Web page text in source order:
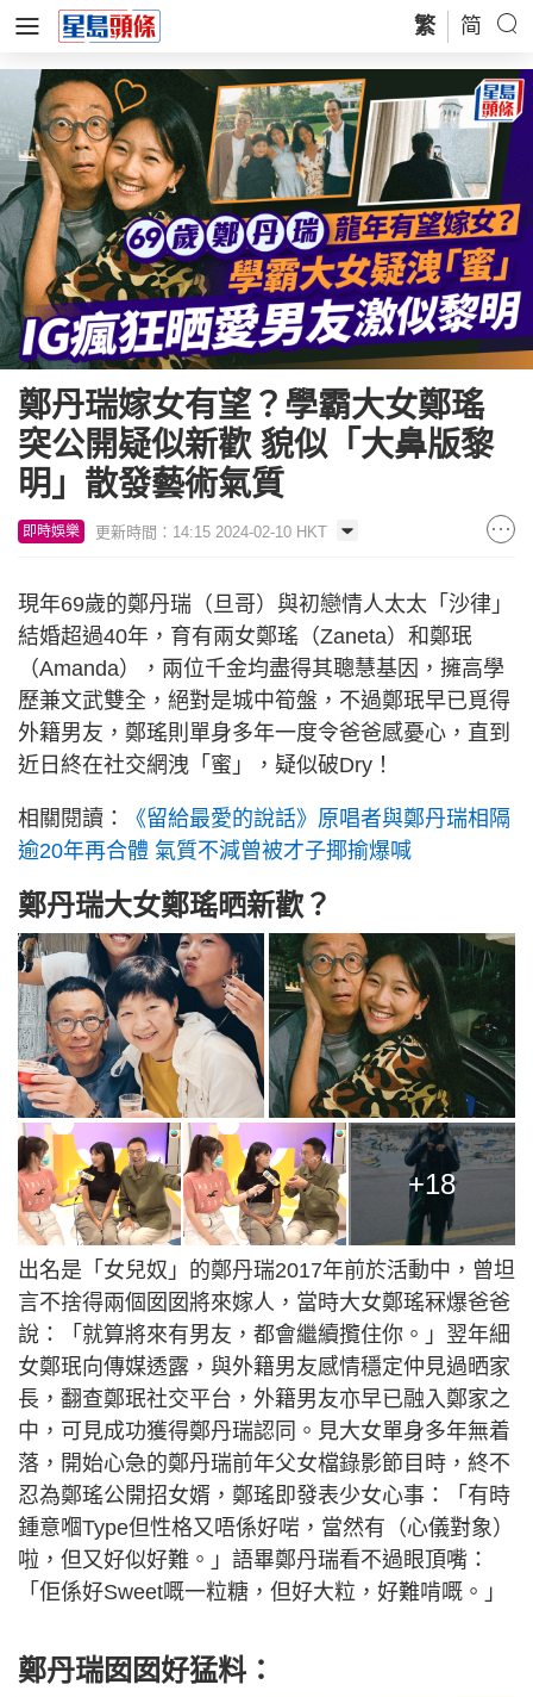
繁 简
鄭丹瑞嫁女有望？學霸大女鄭瑤
突公開疑似新歡 貌似「大鼻版黎
明」散發藝術氣質
即時娛樂 更新時間：14:15 2024-02-10 HKT
現年69歲的鄭丹瑞（旦哥）與初戀情人太太「沙律」
結婚超過40年，育有兩女鄭瑤（Zaneta）和鄭珉
（Amanda），兩位千金均盡得其聰慧基因，擁高學
歷兼文武雙全，絕對是城中筍盤，不過鄭珉早已覓得
外籍男友，鄭瑤則單身多年一度令爸爸感憂心，直到
近日終在社交網洩「蜜」，疑似破Dry！
相關閱讀：
《留給最愛的說話》原唱者與鄭丹瑞相隔
逾20年再合體 氣質不減曾被才子揶揄爆喊
鄭丹瑞大女鄭瑤晒新歡？
+18
出名是「女兒奴」的鄭丹瑞2017年前於活動中，曾坦
言不捨得兩個囡囡將來嫁人，當時大女鄭瑤冧爆爸爸
說：「就算將來有男友，都會繼續攬住你。」翌年細
女鄭珉向傳媒透露，與外籍男友感情穩定仲見過晒家
長，翻查鄭珉社交平台，外籍男友亦早已融入鄭家之
中，可見成功獲得鄭丹瑞認同。見大女單身多年無着
落，開始心急的鄭丹瑞前年父女檔錄影節目時，終不
忍為鄭瑤公開招女婿，鄭瑤即發表少女心事：「有時
鍾意嗰Type但性格又唔係好啱，當然有（心儀對象）
啦，但又好似好難。」語畢鄭丹瑞看不過眼頂嘴：
「佢係好Sweet嘅一粒糖，但好大粒，好難啃嘅。」
鄭丹瑞囡囡好猛料：